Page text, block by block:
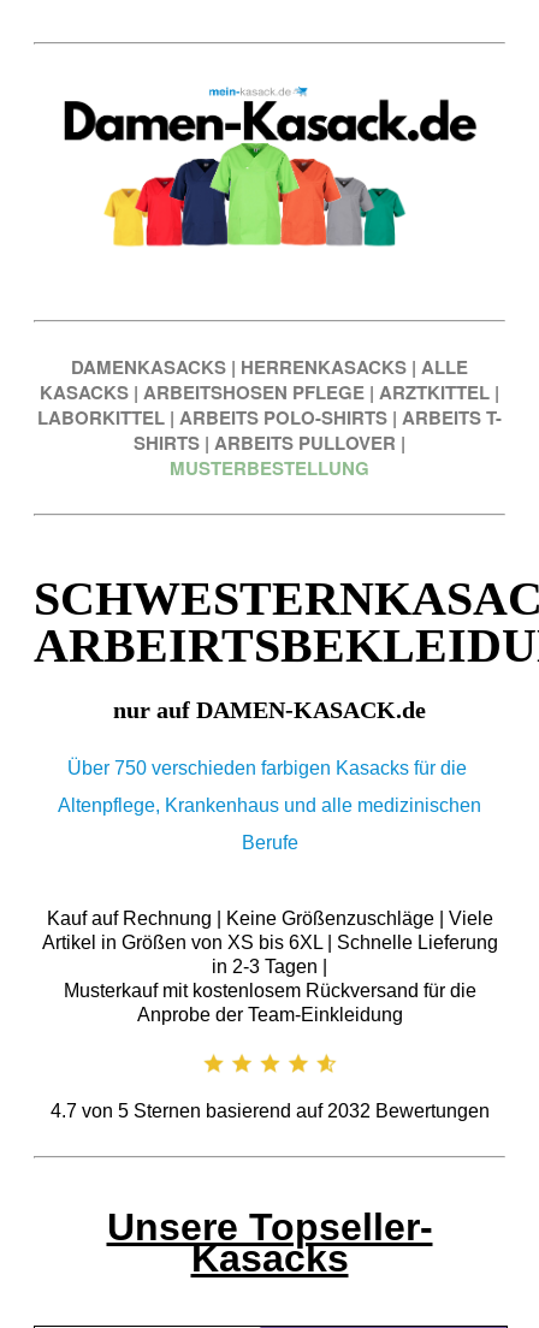
DAMENKASACKS | HERRENKASACKS | ALLE
KASACKS | ARBEITSHOSEN PFLEGE | ARZTKITTEL |
LABORKITTEL | ARBEITS POLO-SHIRTS | ARBEITS T-
SHIRTS | ARBEITS PULLOVER |
MUSTERBESTELLUNG
nur auf DAMEN-KASACK.de
Über 750 verschieden farbigen Kasacks für die
Altenpflege, Krankenhaus und alle medizinischen
Berufe
Kauf auf Rechnung | Keine Größenzuschläge | Viele
Artikel in Größen von XS bis 6XL | Schnelle Lieferung
in 2-3 Tagen |
Musterkauf mit kostenlosem Rückversand für die
Anprobe der Team-Einkleidung
4.7von 5Sternen basierend auf 2032 Bewertungen
Unsere Topseller-
Kasacks